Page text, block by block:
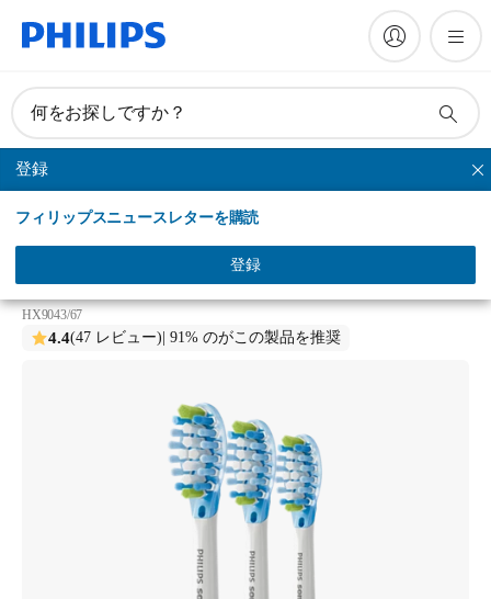
何をお探しですか？
登録
フィリップスニュースレターを購読
登録
プレミアムクリーン
ソニッケアー プレミアムクリーン ブラシヘッド レ
ギュラー
HX9043/67
4.4(47 レビュー) | 91% のがこの製品を推奨